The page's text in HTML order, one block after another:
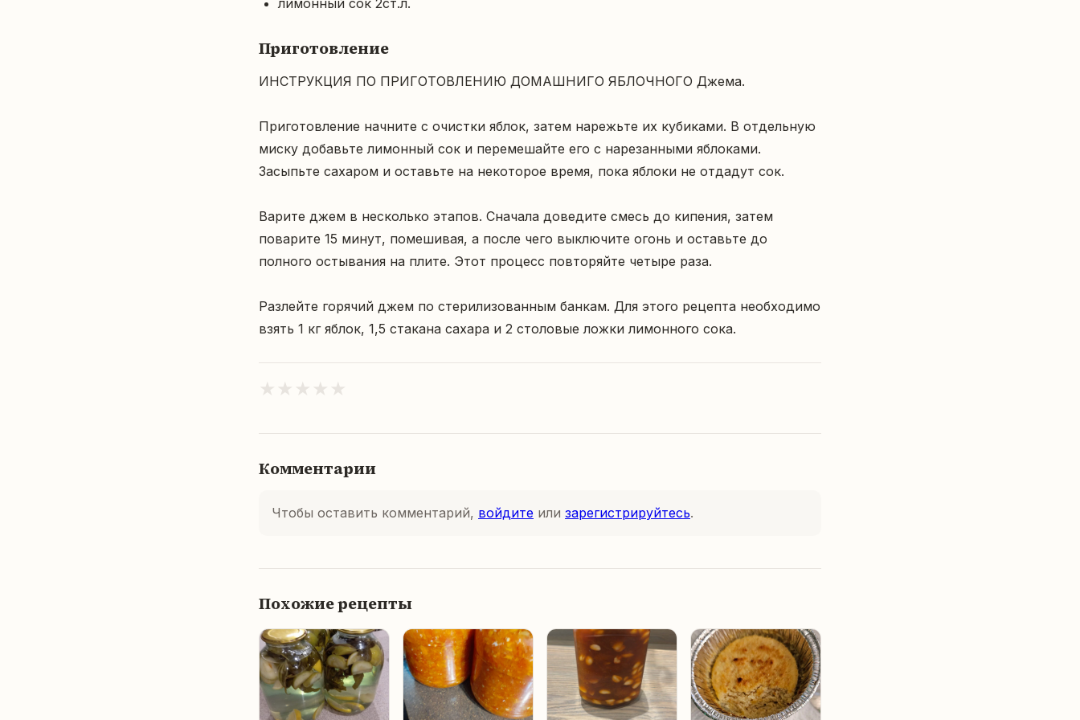
лимонный сок 2ст.л.
Приготовление
ИНСТРУКЦИЯ ПО ПРИГОТОВЛЕНИЮ ДОМАШНИГО ЯБЛОЧНОГО Джема.
Приготовление начните с очистки яблок, затем нарежьте их кубиками. В отдельную
миску добавьте лимонный сок и перемешайте его с нарезанными яблоками.
Засыпьте сахаром и оставьте на некоторое время, пока яблоки не отдадут сок.
Варите джем в несколько этапов. Сначала доведите смесь до кипения, затем
поварите 15 минут, помешивая, а после чего выключите огонь и оставьте до
полного остывания на плите. Этот процесс повторяйте четыре раза.
Разлейте горячий джем по стерилизованным банкам. Для этого рецепта необходимо
взять 1 кг яблок, 1,5 стакана сахара и 2 столовые ложки лимонного сока.
★ ★ ★ ★ ★
Комментарии
Чтобы оставить комментарий, войдите или зарегистрируйтесь.
Похожие рецепты